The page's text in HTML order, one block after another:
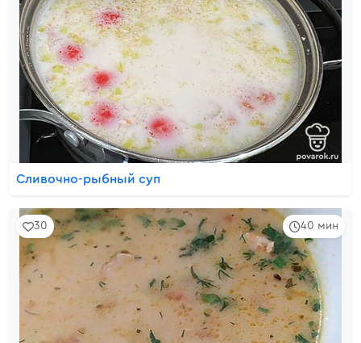
Сливочно-рыбный суп
40 мин
30